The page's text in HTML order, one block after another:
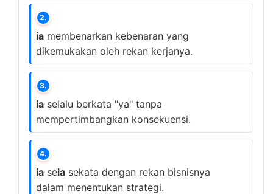
2.
ia membenarkan kebenaran yang
dikemukakan oleh rekan kerjanya.
3.
ia selalu berkata "ya" tanpa
mempertimbangkan konsekuensi.
4.
ia seia sekata dengan rekan bisnisnya
dalam menentukan strategi.